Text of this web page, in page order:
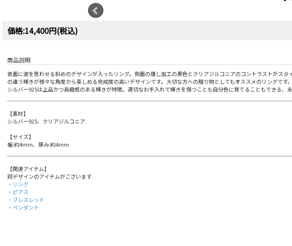
価格:14,400円(税込)
商品説明
表面に波を思わせる斜めのデザインが入ったリング。側面の燻し加工の黒色とクリアジルコニアのコントラストがス
の違う輝きが様々な角度から楽しめる完成度の高いデザインです。大切な方への贈り物としてもオススメのリングです。
シルバー925は上品かつ高級感のある輝きが特徴。適切なお手入れで輝きを保つことも自分色に育てることもできる、
【素材】
シルバー925、クリアジルコニア
【サイズ】
幅:約4mm、厚み:約4mm
【関連アイテム】
同デザインのアイテムがございます
・リング
・ピアス
・ブレスレット
・ペンダント